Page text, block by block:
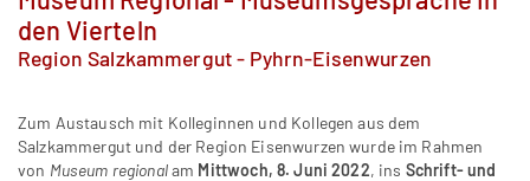
den Vierteln
Region Salzkammergut - Pyhrn-Eisenwurzen
Zum Austausch mit Kolleginnen und Kollegen aus dem
Salzkammergut und der Region Eisenwurzen wurde im Rahmen
von Museum regionalam Mittwoch, 8. Juni 2022, ins Schrift- und